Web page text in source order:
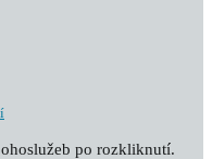
po rozkliknutí.